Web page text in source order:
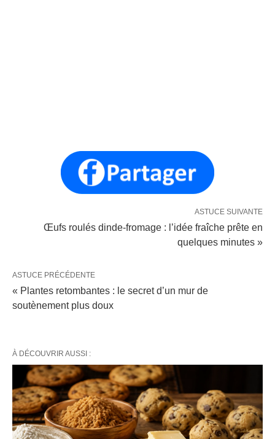
ASTUCE SUIVANTE
Œufs roulés dinde-fromage : l’idée fraîche prête en
quelques minutes »
ASTUCE PRÉCÉDENTE
« Plantes retombantes : le secret d’un mur de
soutènement plus doux
À DÉCOUVRIR AUSSI :